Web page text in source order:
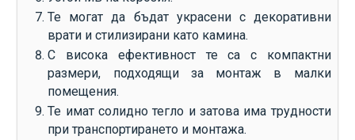
Те могат да бъдат украсени с декоративни
врати и стилизирани като камина.
С висока ефективност те са с компактни
размери, подходящи за монтаж в малки
помещения.
Те имат солидно тегло и затова има трудности
при транспортирането и монтажа.